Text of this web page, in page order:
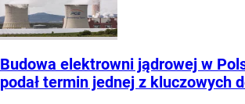
Budowa elektrowni jądrowej w
podał termin jednej z kluczowych